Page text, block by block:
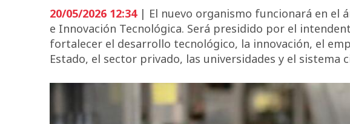
20/05/2026 12:34| El nuevo organismo funcionará en el
e Innovación Tecnológica. Será presidido por el
fortalecer el desarrollo tecnológico, la innovación, el
Estado, el sector privado, las universidades y el sistema